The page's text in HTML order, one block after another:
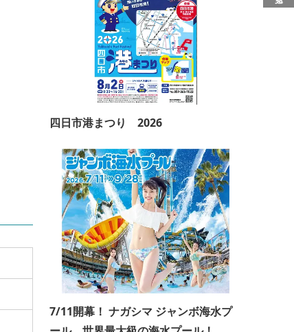
四日市港まつり 2026
7/11開幕！ ナガシマ ジャンボ海水プ